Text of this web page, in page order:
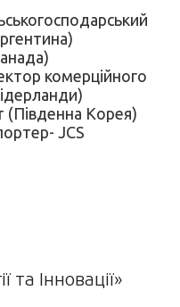
комерційного
(Південна Корея)
JCS
та Інновації»